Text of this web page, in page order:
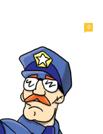
0